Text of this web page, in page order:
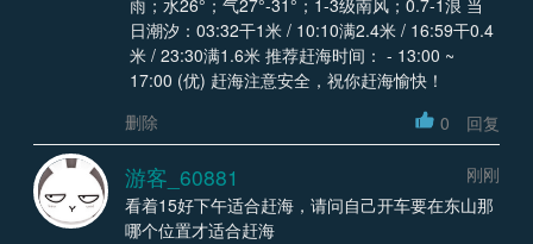
日潮汐：03:32干1米 / 10:10满2.4米 / 16:59干0.4
米 / 23:30满1.6米 推荐赶海时间： - 13:00 ~
17:00 (优) 赶海注意安全，祝你赶海愉快！
删除
0 回复
游客_60881
刚刚
看着15好下午适合赶海，请问自己开车要在东山那
哪个位置才适合赶海